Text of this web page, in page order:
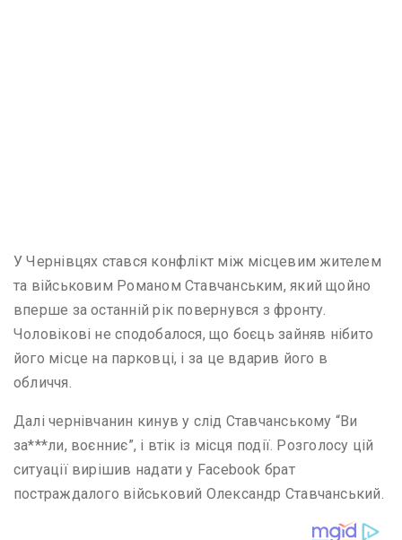
У Чернівцях стався конфлікт між місцевим жителем
та військовим Романом Ставчанським, який щойно
вперше за останній рік повернувся з фронту.
Чоловікові не сподобалося, що боєць зайняв нібито
його місце на парковці, і за це вдарив його в
обличчя.
Далі чернівчанин кинув у слід Ставчанському “Ви
за***ли, воєнниє”, і втік із місця події. Розголосу цій
ситуації вирішив надати у Facebook брат
постраждалого військовий Олександр Ставчанський.